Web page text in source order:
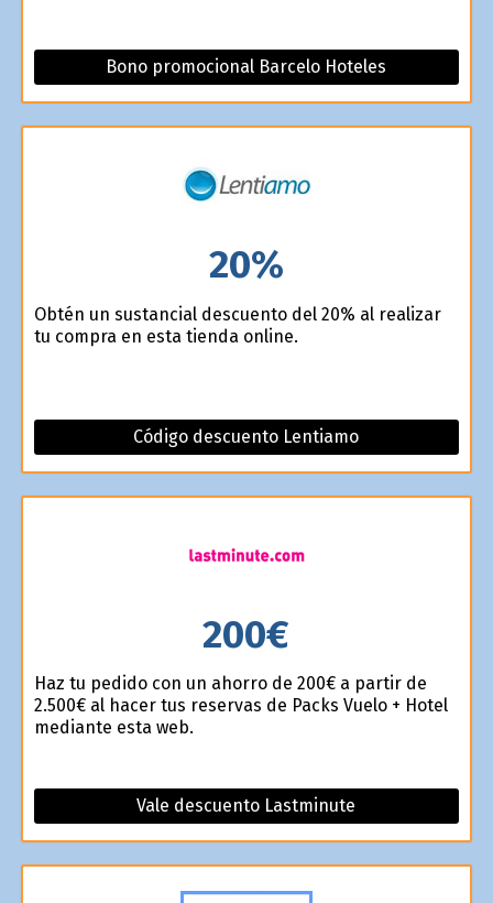
Bono promocional Barcelo Hoteles
20%
Obtén un sustancial descuento del 20% al realizar
tu compra en esta tienda online.
Código descuento Lentiamo
200€
Haz tu pedido con un ahorro de 200€ a partir de
2.500€ al hacer tus reservas de Packs Vuelo + Hotel
mediante esta web.
Vale descuento Lastminute